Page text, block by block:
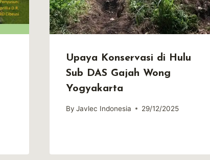
Upaya Konservasi di Hulu
Sub DAS Gajah Wong
Yogyakarta
By Javlec Indonesia 29/12/2025